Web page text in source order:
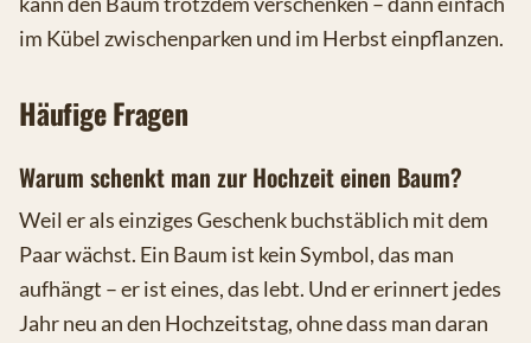
im Kübel zwischenparken und im Herbst einpflanzen.
Häufige Fragen
Warum schenkt man zur Hochzeit einen Baum?
Weil er als einziges Geschenk buchstäblich mit dem
Paar wächst. Ein Baum ist kein Symbol, das man
aufhängt – er ist eines, das lebt. Und er erinnert jedes
Jahr neu an den Hochzeitstag, ohne dass man daran